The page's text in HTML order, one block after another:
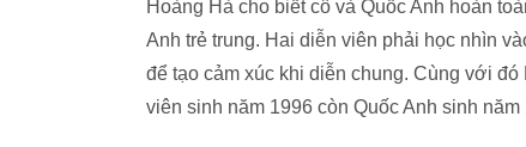
Hoàng Hà cho biết cô và Quốc Anh hoàn
Anh trẻ trung. Hai diễn viên phải học nhìn
để tạo cảm xúc khi diễn chung. Cùng với
viên sinh năm 1996 còn Quốc Anh sinh năm